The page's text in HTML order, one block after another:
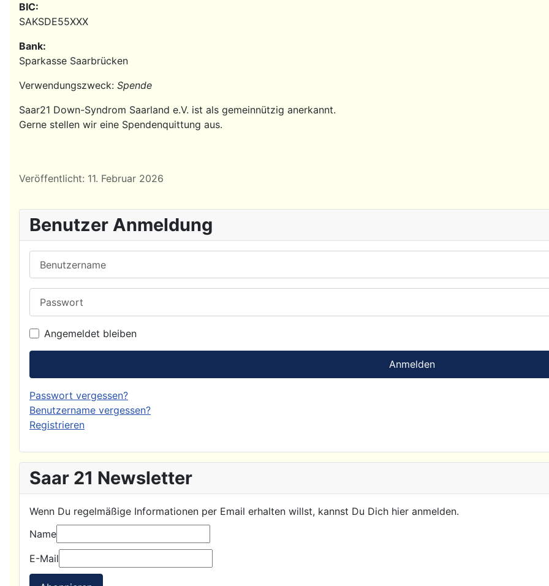
BIC:
SAKSDE55XXX
Bank:
Sparkasse Saarbrücken
Verwendungszweck: Spende
Saar21 Down-Syndrom Saarland e.V. ist als gemeinnützig anerkannt.
Gerne stellen wir eine Spendenquittung aus.
Details
Veröffentlicht: 11. Februar 2026
Benutzer Anmeldung
Angemeldet bleiben
Anmelden
Passwort vergessen?
Benutzername vergessen?
Registrieren
Saar 21 Newsletter
Wenn Du regelmäßige Informationen per Email erhalten willst, kannst Du Dich hier anmelden.
Name
E-Mail